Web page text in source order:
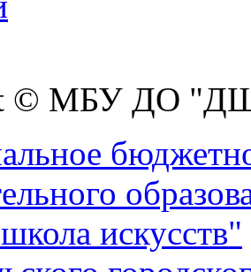
© МБУ ДО
искусств"